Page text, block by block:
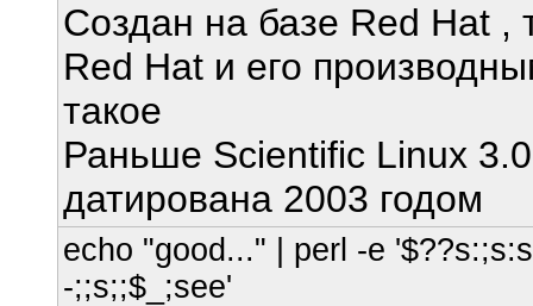
Создан на базе Red Hat ,
Red Hat и его
такое
Раньше Scientific Linux
датирована 2003 годом
echo "good..." | perl -e
-;;s;;$_;see'